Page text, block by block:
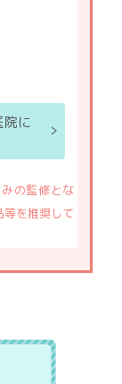
院に
の監修とな
を推奨して